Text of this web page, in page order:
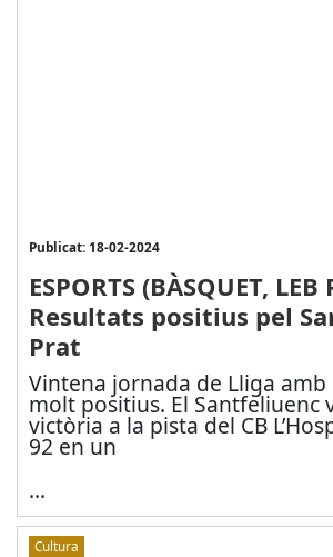
Publicat: 18-02-2024
ESPORTS (BÀSQUET, LEB
Resultats positius pel
Prat
Vintena jornada de Lliga
molt positius. El Santfeliuenc
victòria a la pista del CB
92 en un
...
Cultura